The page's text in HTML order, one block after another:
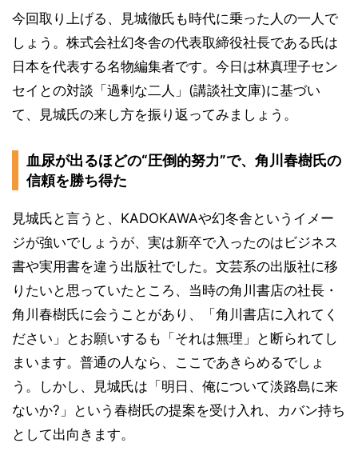
今回取り上げる、見城徹氏も時代に乗った人の一人で
しょう。株式会社幻冬舎の代表取締役社長である氏は
日本を代表する名物編集者です。今日は林真理子セン
セイとの対談「過剰な二人」(講談社文庫)に基づい
て、見城氏の来し方を振り返ってみましょう。
血尿が出るほどの“圧倒的努力”で、角川春樹氏の
信頼を勝ち得た
見城氏と言うと、KADOKAWAや幻冬舎というイメー
ジが強いでしょうが、実は新卒で入ったのはビジネス
書や実用書を違う出版社でした。文芸系の出版社に移
りたいと思っていたところ、当時の角川書店の社長・
角川春樹氏に会うことがあり、「角川書店に入れてく
ださい」とお願いするも「それは無理」と断られてし
まいます。普通の人なら、ここであきらめるでしょ
う。しかし、見城氏は「明日、俺について淡路島に来
ないか?」という春樹氏の提案を受け入れ、カバン持ち
として出向きます。